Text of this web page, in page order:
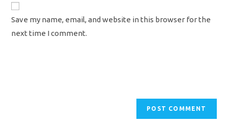
URL
(optional)
Save my name, email, and website in this browser for the
next time I comment.